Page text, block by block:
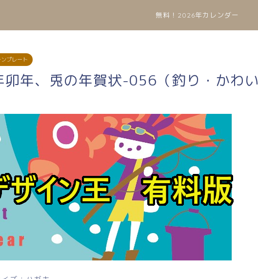
無料！2026年カレンダー
プレート
年、兎の年賀状-056（釣り・かわい